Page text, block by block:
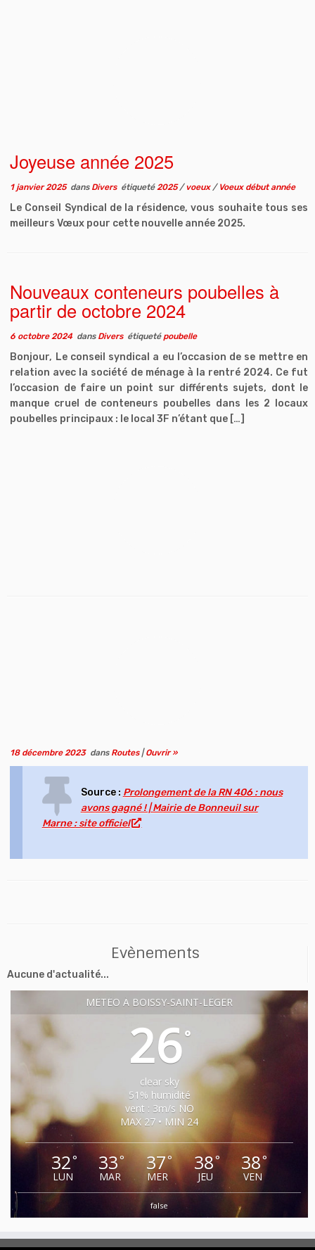
Joyeuse année 2025
1 janvier 2025dans Divers étiqueté2025/voeux / Voeux début année
Le Conseil Syndical de la résidence, vous souhaite tous ses
meilleurs Vœux pour cette nouvelle année 2025.
Nouveaux conteneurs poubelles à
partir de octobre 2024
6 octobre 2024 dans Divers étiqueté poubelle
Bonjour, Le conseil syndical a eu l’occasion de se mettre en
relation avec la société de ménage à la rentré 2024. Ce fut
l’occasion de faire un point sur différents sujets, dont le
manque cruel de conteneurs poubelles dans les 2 locaux
poubelles principaux : le local 3F n’étant que […]
18 décembre 2023dans Routes |Ouvrir »
Source : Prolongement de la RN 406 : nous
avons gagné ! | Mairie de Bonneuil sur
Marne : site officiel
Evènements
Aucune d'actualité...
MÉTÉO À BOISSY-SAINT-LÉGER
26°
clear sky
51% humidité
vent : 3m/s NO
MAX 27 • MIN 24
32°
LUN
33°
MAR
37°
MER
38°
JEU
38°
VEN
false